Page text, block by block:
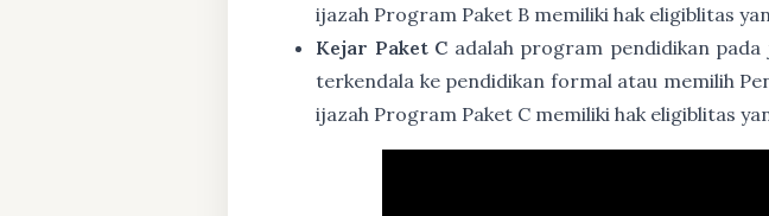
ijazah Program Paket B memiliki hak eligiblitas
Kejar Paket C adalah program pendidikan
terkendala ke pendidikan formal atau memilih
ijazah Program Paket C memiliki hak eligiblitas